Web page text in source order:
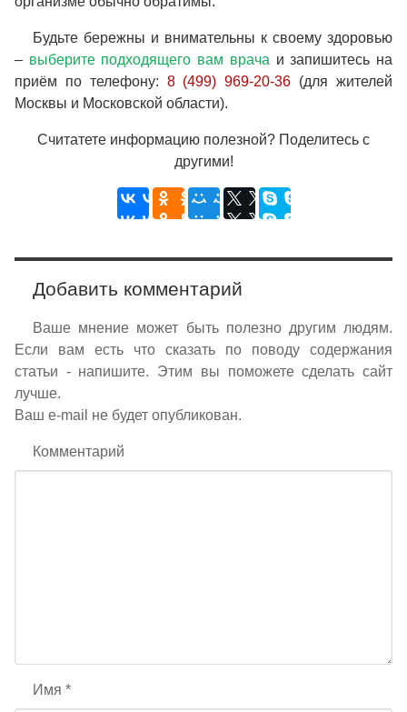
Будьте бережны и внимательны к своему здоровью
– выберите подходящего вам врача и запишитесь на
приём по телефону: 8 (499) 969-20-36 (для жителей
Москвы и Московской области).
Считатете информацию полезной? Поделитесь с
другими!
Добавить комментарий
Ваше мнение может быть полезно другим людям.
Если вам есть что сказать по поводу содержания
статьи - напишите. Этим вы поможете сделать сайт
лучше.
Ваш e-mail не будет опубликован.
Комментарий
Имя *